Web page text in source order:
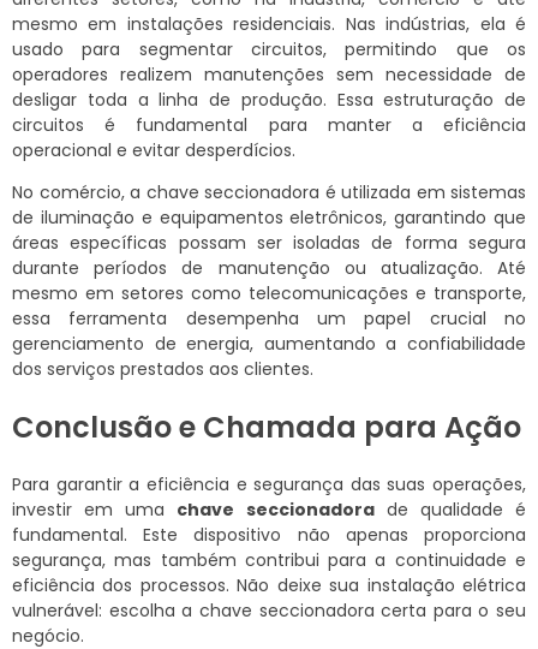
mesmo em instalações residenciais. Nas indústrias, ela é
usado para segmentar circuitos, permitindo que os
operadores realizem manutenções sem necessidade de
desligar toda a linha de produção. Essa estruturação de
circuitos é fundamental para manter a eficiência
operacional e evitar desperdícios.
No comércio, a chave seccionadora é utilizada em sistemas
de iluminação e equipamentos eletrônicos, garantindo que
áreas específicas possam ser isoladas de forma segura
durante períodos de manutenção ou atualização. Até
mesmo em setores como telecomunicações e transporte,
essa ferramenta desempenha um papel crucial no
gerenciamento de energia, aumentando a confiabilidade
dos serviços prestados aos clientes.
Conclusão e Chamada para Ação
Para garantir a eficiência e segurança das suas operações,
investir em uma chave seccionadorade qualidade é
fundamental. Este dispositivo não apenas proporciona
segurança, mas também contribui para a continuidade e
eficiência dos processos. Não deixe sua instalação elétrica
vulnerável: escolha a chave seccionadora certa para o seu
negócio.